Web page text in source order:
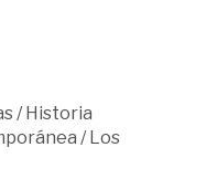
/Historia
/Los